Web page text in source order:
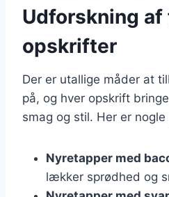
Udforskning
opskrifter
Der er utallige måder at
på, og hver opskrift
smag og stil. Her er
Nyretapper med
lækker sprødhed og